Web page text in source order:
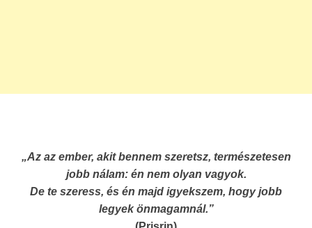
„Az az ember, akit bennem szeretsz, természetesen
jobb nálam: én nem olyan vagyok.
De te szeress, és én majd igyekszem, hogy jobb
legyek önmagamnál.”